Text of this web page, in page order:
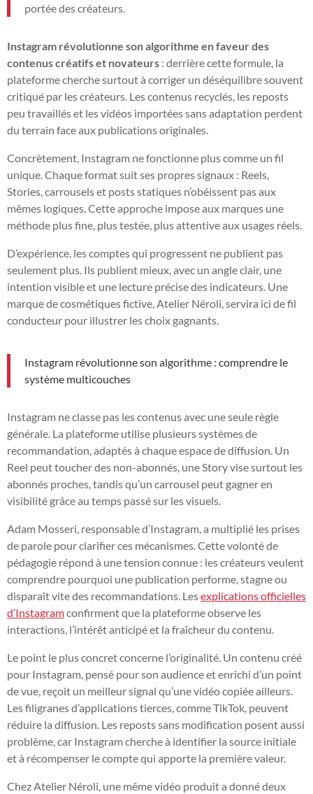
portée des créateurs.
Instagram révolutionne son algorithme en faveur des
contenus créatifs et novateurs : derrière cette formule, la
plateforme cherche surtout à corriger un déséquilibre souvent
critiqué par les créateurs. Les contenus recyclés, les reposts
peu travaillés et les vidéos importées sans adaptation perdent
du terrain face aux publications originales.
Concrètement, Instagram ne fonctionne plus comme un fil
unique. Chaque format suit ses propres signaux : Reels,
Stories, carrousels et posts statiques n’obéissent pas aux
mêmes logiques. Cette approche impose aux marques une
méthode plus fine, plus testée, plus attentive aux usages réels.
D’expérience, les comptes qui progressent ne publient pas
seulement plus. Ils publient mieux, avec un angle clair, une
intention visible et une lecture précise des indicateurs. Une
marque de cosmétiques fictive, Atelier Néroli, servira ici de fil
conducteur pour illustrer les choix gagnants.
Instagram révolutionne son algorithme : comprendre le
système multicouches
Instagram ne classe pas les contenus avec une seule règle
générale. La plateforme utilise plusieurs systèmes de
recommandation, adaptés à chaque espace de diffusion. Un
Reel peut toucher des non-abonnés, une Story vise surtout les
abonnés proches, tandis qu’un carrousel peut gagner en
visibilité grâce au temps passé sur les visuels.
Adam Mosseri, responsable d’Instagram, a multiplié les prises
de parole pour clarifier ces mécanismes. Cette volonté de
pédagogie répond à une tension connue : les créateurs veulent
comprendre pourquoi une publication performe, stagne ou
disparaît vite des recommandations. Lesexplications officielles
d’Instagramconfirment que la plateforme observe les
interactions, l’intérêt anticipé et la fraîcheur du contenu.
Le point le plus concret concerne l’originalité. Un contenu créé
pour Instagram, pensé pour son audience et enrichi d’un point
de vue, reçoit un meilleur signal qu’une vidéo copiée ailleurs.
Les filigranes d’applications tierces, comme TikTok, peuvent
réduire la diffusion. Les reposts sans modification posent aussi
problème, car Instagram cherche à identifier la source initiale
et à récompenser le compte qui apporte la première valeur.
Chez Atelier Néroli, une même vidéo produit a donné deux